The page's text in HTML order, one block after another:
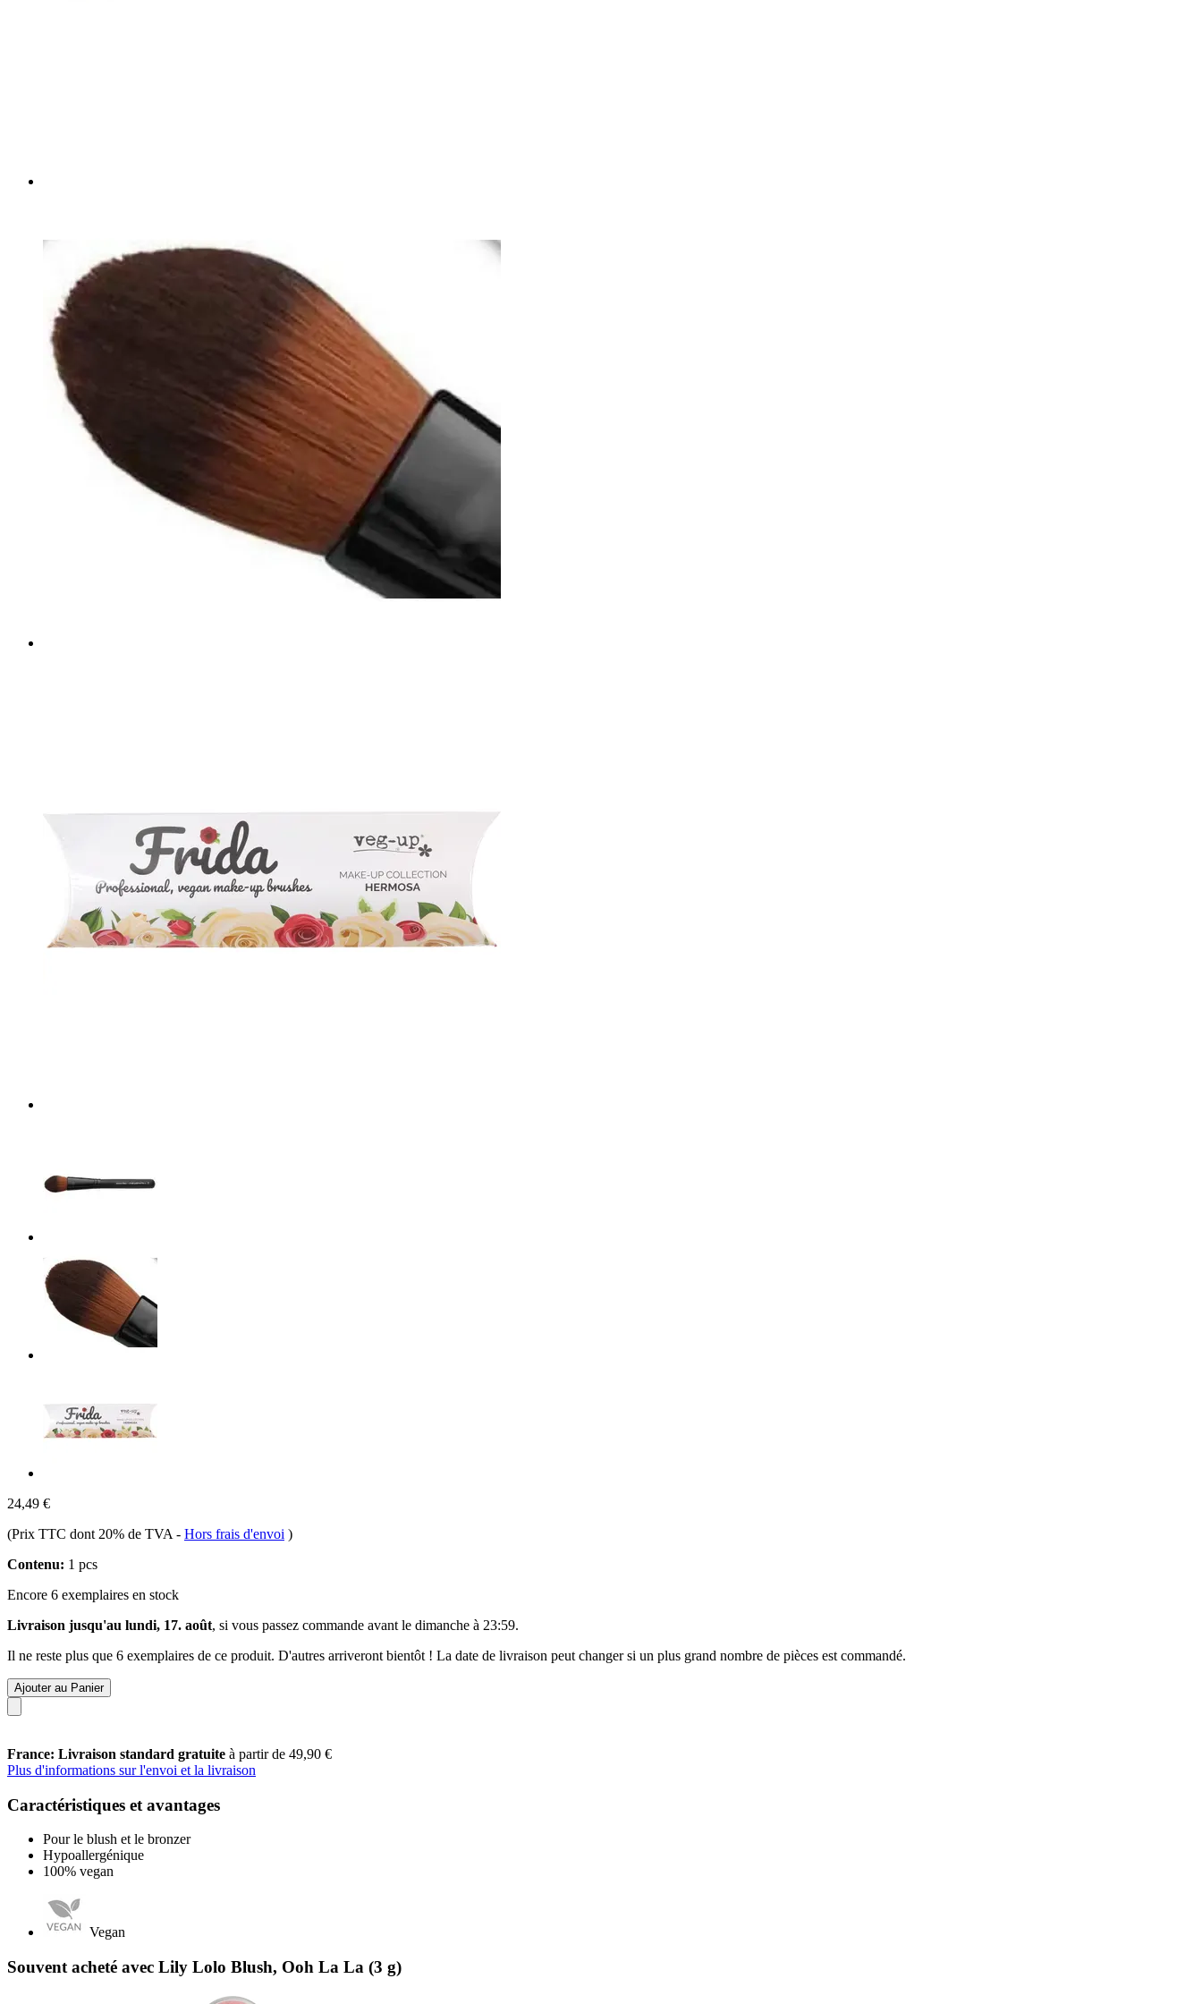
24,49 €
(Prix TTC dont 20% de TVA - Hors frais d'envoi )
Contenu: 1 pcs
Encore 6 exemplaires en stock
Livraison jusqu'au lundi, 17. août, si vous passez commande avant le dimanche à 23:59.
Il ne reste plus que 6 exemplaires de ce produit. D'autres arriveront bientôt ! La date de livraison peut changer si un plus grand nombre de pièces est commandé.
Ajouter au Panier
France: Livraison standard gratuite à partir de 49,90 €
Plus d'informations sur l'envoi et la livraison
Caractéristiques et avantages
Pour le blush et le bronzer
Hypoallergénique
100% vegan
Vegan
Souvent acheté avec Lily Lolo Blush, Ooh La La (3 g)